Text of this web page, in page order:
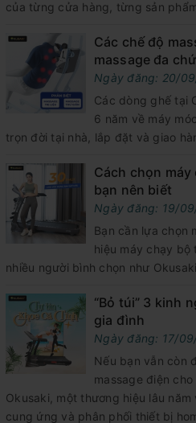
của từng cửa hàng, từng sản
Các chế độ
massage đa
Ngày đăng: 20/
Các dòng ghế tại
6 năm về máy
trọn đời tại nhà, lắp đặt và giao
Cách chọn
bạn nên biết
Ngày đăng: 19/
Bạn cần lựa chọn
hiệu máy chạy bộ
nhiều người bình chọn như Okusaki.
“Bỏ túi” 3 kinh
gia đình
Ngày đăng: 17/
Nếu bạn vẫn còn
massage điện
Okusaki, một thương hiệu lâu năm
cung ứng và phân phối thiết bị